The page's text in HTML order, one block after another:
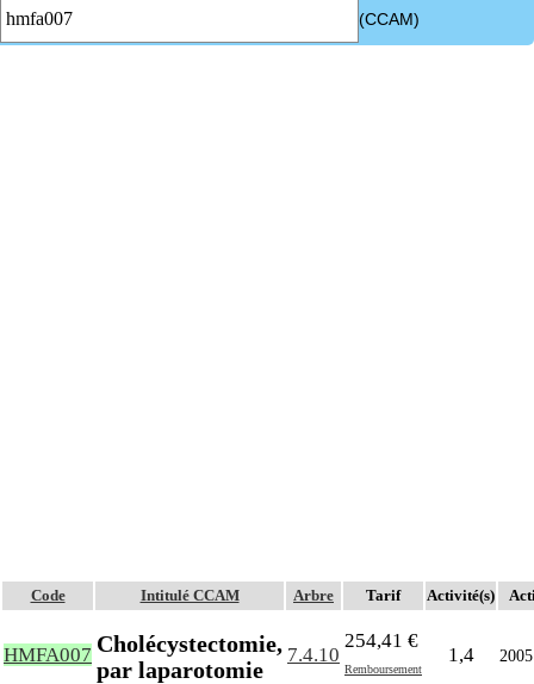
(CCAM)
Code Intitulé CCAM Arbre Tarif Activité(s)
HMFA007 Cholécystectomie,
par laparotomie
7.4.10
254,41 €
Remboursement
1,4 2005